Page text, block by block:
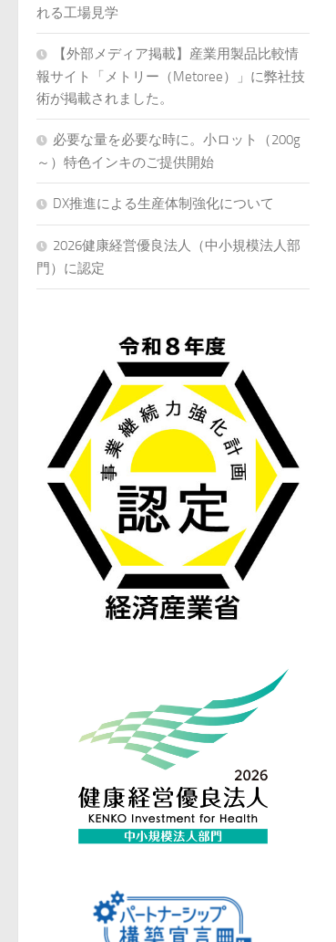
れる工場見学
【外部メディア掲載】産業用製品比較情
報サイト「メトリー（Metoree）」に弊社技
術が掲載されました。
必要な量を必要な時に。小ロット（200g
～）特色インキのご提供開始
DX推進による生産体制強化について
2026健康経営優良法人（中小規模法人部
門）に認定